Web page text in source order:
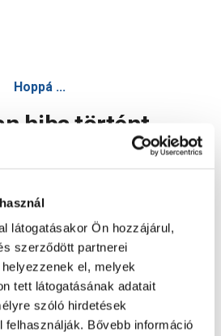
látogatásakor Ön hozzájárul,
szerződött partnerei
el, melyek
tett látogatásának adatait
szóló hirdetések
felhasználják. Bővebb információ
Hoppá ...
hiba történt
újratöltése